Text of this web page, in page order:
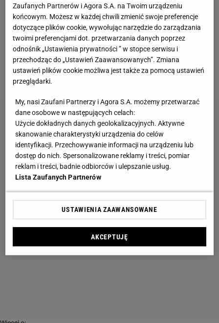
Kochały je nasze babcie. Garnki żeliwne są
niezastąpione w letniej i jesiennej kuchni
Te dywany są porządne jak za dawnych lato.
Piękne wzory, a ceny? Nawet mniej niż 50 zł
Zaufanych Partnerów i Agora S.A. na Twoim urządzeniu
końcowym. Możesz w każdej chwili zmienić swoje preferencje
dotyczące plików cookie, wywołując narzędzie do zarządzania
twoimi preferencjami dot. przetwarzania danych poprzez
odnośnik „Ustawienia prywatności ” w stopce serwisu i
przechodząc do „Ustawień Zaawansowanych”. Zmiana
ustawień plików cookie możliwa jest także za pomocą ustawień
przeglądarki.
My, nasi Zaufani Partnerzy i Agora S.A. możemy przetwarzać
dane osobowe w następujących celach:
Użycie dokładnych danych geolokalizacyjnych. Aktywne
skanowanie charakterystyki urządzenia do celów
identyfikacji. Przechowywanie informacji na urządzeniu lub
dostęp do nich. Spersonalizowane reklamy i treści, pomiar
reklam i treści, badnie odbiorców i ulepszanie usług.
Lista Zaufanych Partnerów
USTAWIENIA ZAAWANSOWANE
AKCEPTUJĘ